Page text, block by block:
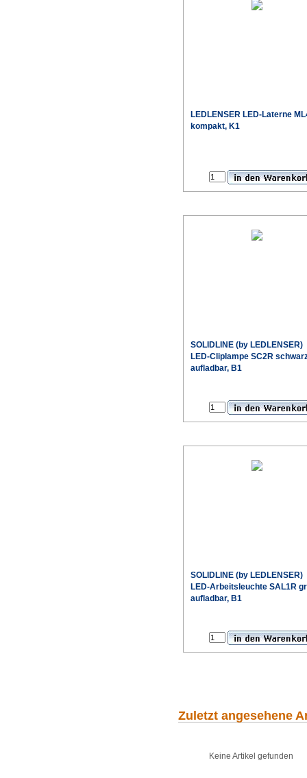
LEDLENSER LED-Laterne
kompakt, K1
SOLIDLINE (by LEDLENSER)
LED-Cliplampe SC2R
aufladbar, B1
SOLIDLINE (by LEDLENSER)
LED-Arbeitsleuchte SAL1R
aufladbar, B1
Zuletzt angesehene
Keine Artikel gefunden